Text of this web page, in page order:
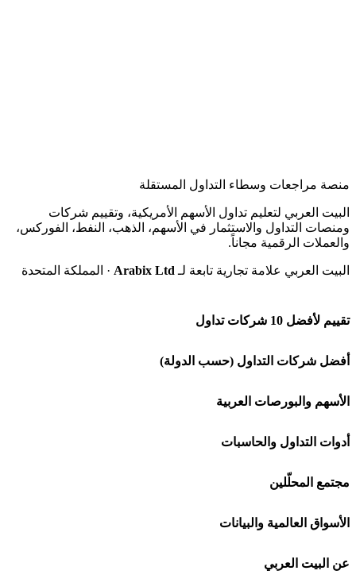
منصة مراجعات وسطاء التداول المستقلة
البيت العربي لتعليم تداول الأسهم الأمريكية، وتقييم شركات
ومنصات التداول والاستثمار في الأسهم، الذهب، النفط، الفوركس،
والعملات الرقمية مجاناً.
البيت العربي علامة تجارية تابعة لـ Arabix Ltd · المملكة المتحدة
تقييم لأفضل 10 شركات تداول
شركة Capital.com
افاتريد AvaTrade
اكسنس Exness
منصة بينانس
أفضل شركات التداول (حسب الدولة)
شركات تداول في السعودية
شركات تداول في الإمارات
شركات تداول في الكويت
شركات تداول في قطر
الأسهم والبورصات العربية
🌍 كل البورصات العربية
🇸🇦 السوق السعودية
🇦🇪 أسواق الإمارات
🇪🇬 البورصة المصرية
أدوات التداول والحاسبات
🕌 حاسبة الزكاة
💱 محول العملات
🧮 حاسبة حجم اللوت
مجتمع المحلّلين
🧱 حائط المجتمع
🏆 لوحة المحلّلين
الأسواق العالمية والبيانات
🌐 المؤشرات العالمية
عن البيت العربي